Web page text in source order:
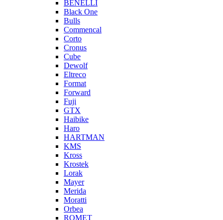
BENELLI
Black One
Bulls
Commencal
Corto
Cronus
Cube
Dewolf
Eltreco
Format
Forward
Fuji
GTX
Haibike
Haro
HARTMAN
KMS
Kross
Krostek
Lorak
Mayer
Merida
Moratti
Orbea
ROMET